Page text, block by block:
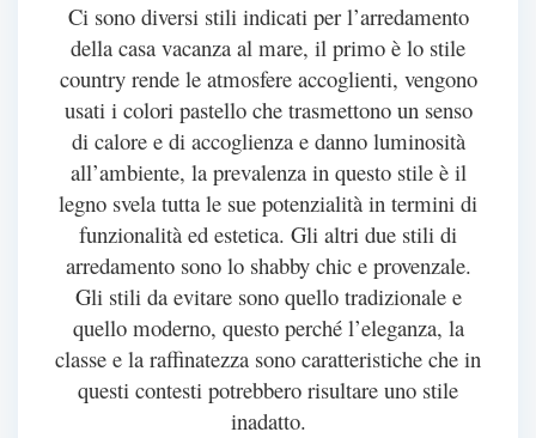
Ci sono diversi stili indicati per l’arredamento
della casa vacanza al mare, il primo è lo stile
country rende le atmosfere accoglienti, vengono
usati i colori pastello che trasmettono un senso
di calore e di accoglienza e danno luminosità
all’ambiente, la prevalenza in questo stile è il
legno svela tutta le sue potenzialità in termini di
funzionalità ed estetica. Gli altri due stili di
arredamento sono lo shabby chic e provenzale.
Gli stili da evitare sono quello tradizionale e
quello moderno, questo perché l’eleganza, la
classe e la raffinatezza sono caratteristiche che in
questi contesti potrebbero risultare uno stile
inadatto.